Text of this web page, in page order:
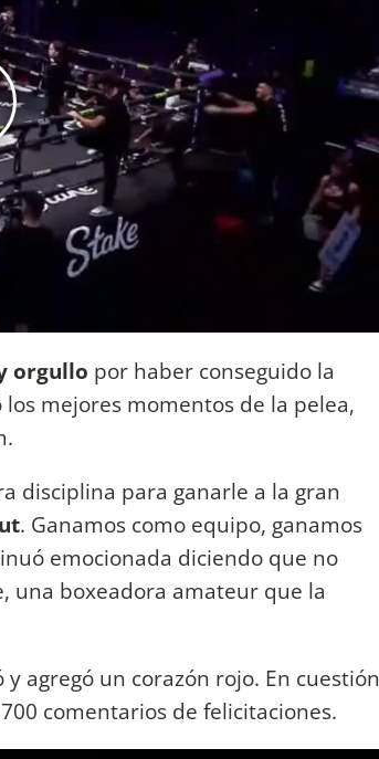
orgullo por haber conseguido la
mejores momentos de la pelea,
disciplina para ganarle a la gran
. Ganamos como equipo, ganamos
emocionada diciendo que no
una boxeadora amateur que la
y agregó un corazón rojo. En cuestión
comentarios de felicitaciones.